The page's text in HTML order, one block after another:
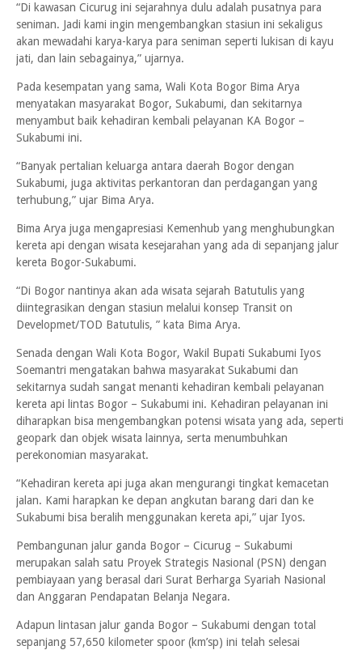
“Di kawasan Cicurug ini sejarahnya dulu adalah pusatnya para
seniman. Jadi kami ingin mengembangkan stasiun ini sekaligus
akan mewadahi karya-karya para seniman seperti lukisan di kayu
jati, dan lain sebagainya,” ujarnya.
Pada kesempatan yang sama, Wali Kota Bogor Bima Arya
menyatakan masyarakat Bogor, Sukabumi, dan sekitarnya
menyambut baik kehadiran kembali pelayanan KA Bogor –
Sukabumi ini.
“Banyak pertalian keluarga antara daerah Bogor dengan
Sukabumi, juga aktivitas perkantoran dan perdagangan yang
terhubung,” ujar Bima Arya.
Bima Arya juga mengapresiasi Kemenhub yang menghubungkan
kereta api dengan wisata kesejarahan yang ada di sepanjang jalur
kereta Bogor-Sukabumi.
“Di Bogor nantinya akan ada wisata sejarah Batutulis yang
diintegrasikan dengan stasiun melalui konsep Transit on
Developmet/TOD Batutulis, ” kata Bima Arya.
Senada dengan Wali Kota Bogor, Wakil Bupati Sukabumi Iyos
Soemantri mengatakan bahwa masyarakat Sukabumi dan
sekitarnya sudah sangat menanti kehadiran kembali pelayanan
kereta api lintas Bogor – Sukabumi ini. Kehadiran pelayanan ini
diharapkan bisa mengembangkan potensi wisata yang ada, seperti
geopark dan objek wisata lainnya, serta menumbuhkan
perekonomian masyarakat.
“Kehadiran kereta api juga akan mengurangi tingkat kemacetan
jalan. Kami harapkan ke depan angkutan barang dari dan ke
Sukabumi bisa beralih menggunakan kereta api,” ujar Iyos.
Pembangunan jalur ganda Bogor – Cicurug – Sukabumi
merupakan salah satu Proyek Strategis Nasional (PSN) dengan
pembiayaan yang berasal dari Surat Berharga Syariah Nasional
dan Anggaran Pendapatan Belanja Negara.
Adapun lintasan jalur ganda Bogor – Sukabumi dengan total
sepanjang 57,650 kilometer spoor (km’sp) ini telah selesai